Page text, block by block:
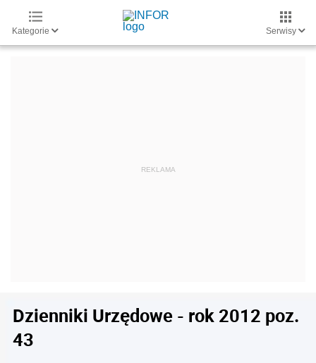
Kategorie Serwisy
Dzienniki Urzędowe - rok 2012 poz.
43